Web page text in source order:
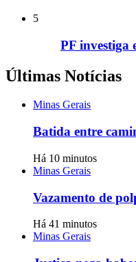
5
PF investiga
Últimas Notícias
Minas Gerais
Batida entre
Há 10 minutos
Minas Gerais
Vazamento de
Há 41 minutos
Minas Gerais